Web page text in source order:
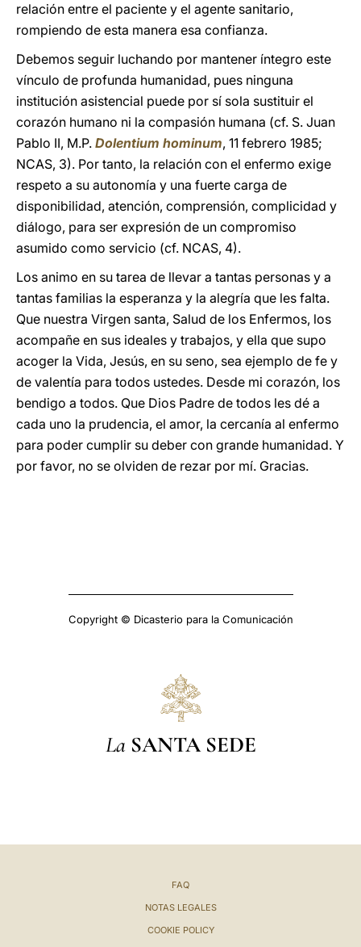
relación entre el paciente y el agente sanitario,
rompiendo de esta manera esa confianza.
Debemos seguir luchando por mantener íntegro este
vínculo de profunda humanidad, pues ninguna
institución asistencial puede por sí sola sustituir el
corazón humano ni la compasión humana (cf. S. Juan
Pablo II, M.P. Dolentium hominum, 11 febrero 1985;
NCAS, 3). Por tanto, la relación con el enfermo exige
respeto a su autonomía y una fuerte carga de
disponibilidad, atención, comprensión, complicidad y
diálogo, para ser expresión de un compromiso
asumido como servicio (cf. NCAS, 4).
Los animo en su tarea de llevar a tantas personas y a
tantas familias la esperanza y la alegría que les falta.
Que nuestra Virgen santa, Salud de los Enfermos, los
acompañe en sus ideales y trabajos, y ella que supo
acoger la Vida, Jesús, en su seno, sea ejemplo de fe y
de valentía para todos ustedes. Desde mi corazón, los
bendigo a todos. Que Dios Padre de todos les dé a
cada uno la prudencia, el amor, la cercanía al enfermo
para poder cumplir su deber con grande humanidad. Y
por favor, no se olviden de rezar por mí. Gracias.
Copyright © Dicasterio para la Comunicación
La SANTA SEDE
FAQ
NOTAS LEGALES
COOKIE POLICY